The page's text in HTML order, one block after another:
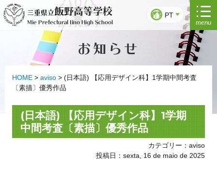
Saltar
para
三重県立飯野高等学校
Mie Prefectural Iino High School
PT
menu
お知らせ
HOME > aviso > (日本語) 【応用デザイン科】1学期中間考査
〔素描〕優秀作品
(日本語) 【応用デザイン科】1学期
中間考査〔素描〕優秀作品
カテゴリー：aviso
投稿日：sexta, 16 de maio de 2025